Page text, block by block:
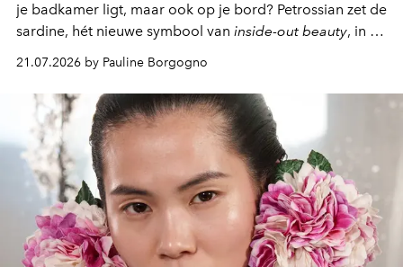
je badkamer ligt, maar ook op je bord? Petrossian zet de
sardine, hét nieuwe symbool van inside-out beauty, in de
kijker met twee gastronomische creaties.
21.07.2026 by Pauline Borgogno